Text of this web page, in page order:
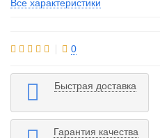
Все характеристики
0
Быстрая доставка
Гарантия качества